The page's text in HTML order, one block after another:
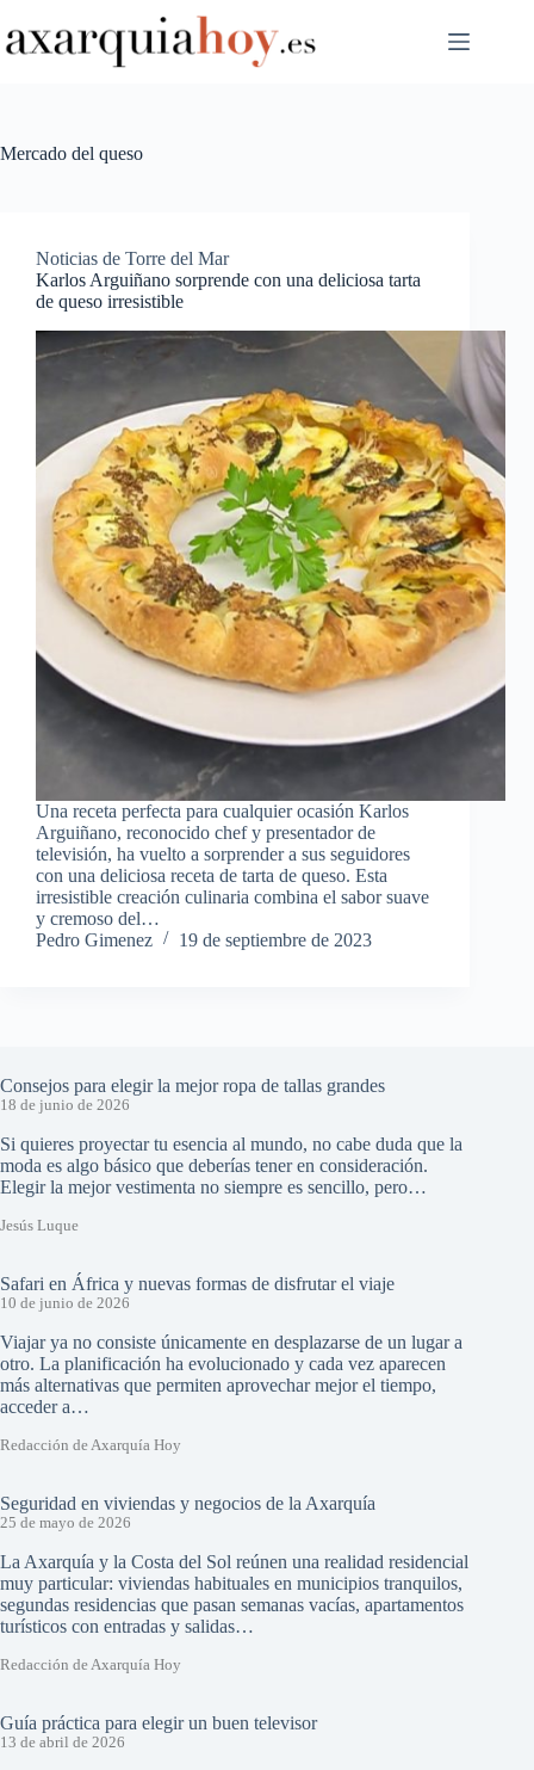
al
contenido
Mercado del queso
Noticias de Torre del Mar
Karlos Arguiñano sorprende con una deliciosa tarta
de queso irresistible
Una receta perfecta para cualquier ocasión Karlos
Arguiñano, reconocido chef y presentador de
televisión, ha vuelto a sorprender a sus seguidores
con una deliciosa receta de tarta de queso. Esta
irresistible creación culinaria combina el sabor suave
y cremoso del…
Pedro Gimenez
19 de septiembre de 2023
Consejos para elegir la mejor ropa de tallas grandes
18 de junio de 2026
Si quieres proyectar tu esencia al mundo, no cabe duda que la
moda es algo básico que deberías tener en consideración.
Elegir la mejor vestimenta no siempre es sencillo, pero…
Jesús Luque
Safari en África y nuevas formas de disfrutar el viaje
10 de junio de 2026
Viajar ya no consiste únicamente en desplazarse de un lugar a
otro. La planificación ha evolucionado y cada vez aparecen
más alternativas que permiten aprovechar mejor el tiempo,
acceder a…
Redacción de Axarquía Hoy
Seguridad en viviendas y negocios de la Axarquía
25 de mayo de 2026
La Axarquía y la Costa del Sol reúnen una realidad residencial
muy particular: viviendas habituales en municipios tranquilos,
segundas residencias que pasan semanas vacías, apartamentos
turísticos con entradas y salidas…
Redacción de Axarquía Hoy
Guía práctica para elegir un buen televisor
13 de abril de 2026